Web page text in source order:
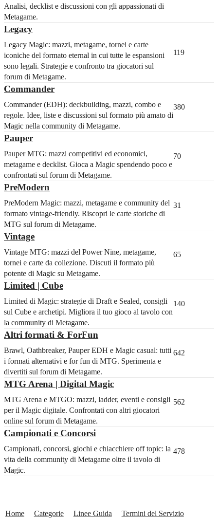
Analisi, decklist e discussioni con gli appassionati di
Metagame.
Legacy
Legacy Magic: mazzi, metagame, tornei e carte
iconiche del formato eternal in cui tutte le espansioni
sono legali. Strategie e confronto tra giocatori sul
forum di Metagame.
119
Commander
Commander (EDH): deckbuilding, mazzi, combo e
regole. Idee, liste e discussioni sul formato più amato di
Magic nella community di Metagame.
380
Pauper
Pauper MTG: mazzi competitivi ed economici,
metagame e decklist. Gioca a Magic spendendo poco e
confrontati sul forum di Metagame.
70
PreModern
PreModern Magic: mazzi, metagame e community del
formato vintage-friendly. Riscopri le carte storiche di
MTG sul forum di Metagame.
31
Vintage
Vintage MTG: mazzi del Power Nine, metagame,
tornei e carte da collezione. Discuti il formato più
potente di Magic su Metagame.
65
Limited | Cube
Limited di Magic: strategie di Draft e Sealed, consigli
sul Cube e archetipi. Migliora il tuo gioco al tavolo con
la community di Metagame.
140
Altri formati & ForFun
Brawl, Oathbreaker, Pauper EDH e Magic casual: tutti
i formati alternativi e for fun di MTG. Sperimenta e
divertiti sul forum di Metagame.
642
MTG Arena | Digital Magic
MTG Arena e MTGO: mazzi, ladder, eventi e consigli
per il Magic digitale. Confrontati con altri giocatori
online sul forum di Metagame.
562
Campionati e Concorsi
Campionati, concorsi, giochi e chiacchiere off topic: la
vita della community di Metagame oltre il tavolo di
Magic.
478
Home Categorie Linee Guida Termini del Servizio